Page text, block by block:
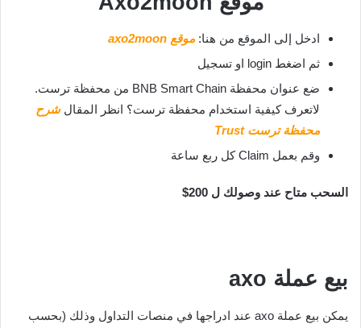
ادخل إلى الموقع من هنا: موقع axo2moon
ثم اضغط login او تسجيل
ضع عنوان محفظة BNB Smart Chain من محفظة ترست.
لاتعرف كيفية استخدام محفظة ترست؟ انظر المقالشرح
محفظة ترست Trust
وقم بعمل Claim كل ربع ساعة
السحب متاح عند وصولك ل 200$
بيع عملة axo
يمكن بيع عملة axo عند ادراجها في منصات التداول وذلك (بحسب